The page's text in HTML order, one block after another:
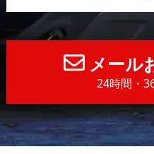
メール
24時間・